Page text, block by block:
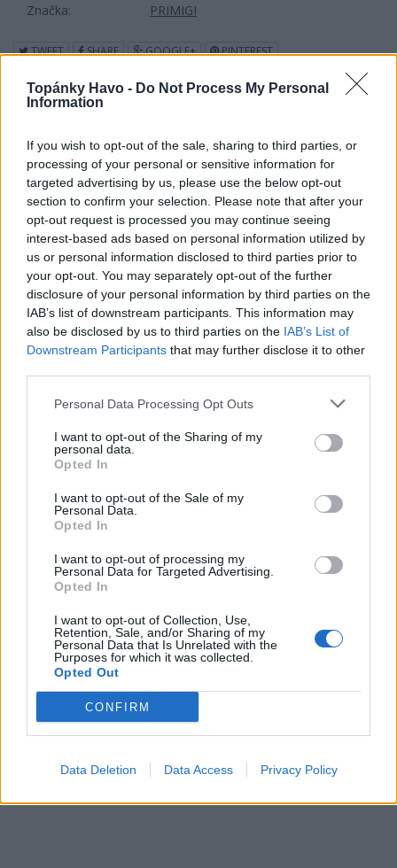
Topánky Havo - Do Not Process My Personal
Information
If you wish to opt-out of the sale, sharing to third parties, or
processing of your personal or sensitive information for
targeted advertising by us, please use the below opt-out
section to confirm your selection. Please note that after your
opt-out request is processed you may continue seeing
interest-based ads based on personal information utilized by
us or personal information disclosed to third parties prior to
your opt-out. You may separately opt-out of the further
disclosure of your personal information by third parties on the
IAB’s list of downstream participants. This information may
also be disclosed by us to third parties on the IAB’s List of
Downstream Participants that may further disclose it to other
Personal Data Processing Opt Outs
I want to opt-out of the Sharing of my
personal data.
Opted In
I want to opt-out of the Sale of my
Personal Data.
Opted In
I want to opt-out of processing my
Personal Data for Targeted Advertising.
Opted In
I want to opt-out of Collection, Use,
Retention, Sale, and/or Sharing of my
Personal Data that Is Unrelated with the
Purposes for which it was collected.
Opted Out
CONFIRM
Data Deletion Data Access Privacy Policy
Značka: PRIMIGI
TWEET SHARE GOOGLE+ PINTEREST
Poslať známemu
Tlačiť
VÝPREDAJ
50,90 €
67,90 €
SKLADOM
PRIMIGI